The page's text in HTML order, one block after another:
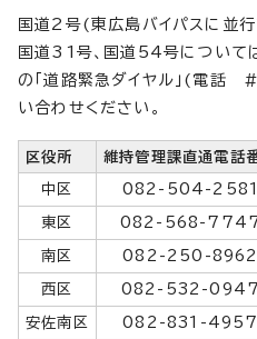
国道2号(東広島バイパスに並行
国道31号、国道54号について
の「道路緊急ダイヤル」(電
い合わせください。
区役所 維持管理課直通電話
中区 082-504-2581
東区 082-568-
南区 082-250-8962
西区 082-532-0947
安佐南区 082-831-4957